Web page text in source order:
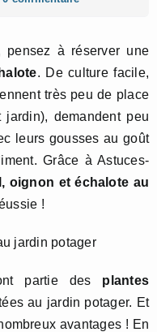
à réserver une
. De culture facile,
très peu de place
demandent peu
leurs gousses au goût
Grâce à Astuces-
oignon et échalote au
!
partie des plantes
au jardin potager. Et
avantages ! En